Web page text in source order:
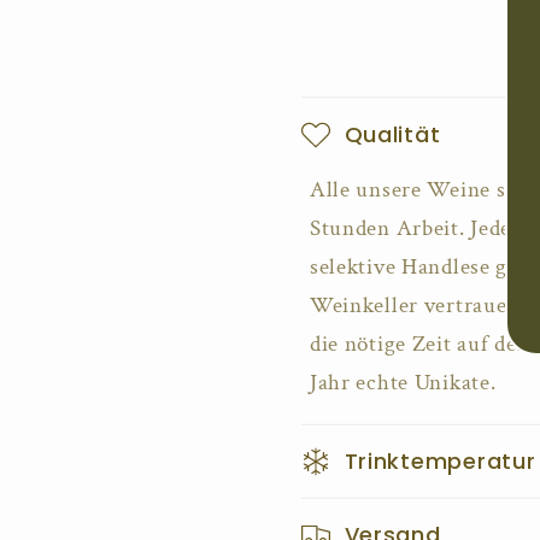
E
n
k
l
a
p
b
a
Qualität
Alle unsere Weine
Stunden Arbeit. Jeder
selektive Handlese
Weinkeller vertrauen
die nötige Zeit auf der
Jahr echte Unikate.
Trinktemperatur